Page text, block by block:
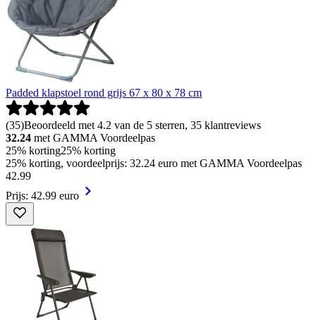
Padded klapstoel rond grijs 67 x 80 x 78 cm
(35)Beoordeeld met 4.2 van de 5 sterren, 35 klantreviews
32.24 met GAMMA Voordeelpas
25% korting25% korting
25% korting, voordeelprijs: 32.24 euro met GAMMA Voordeelpas
42.99
Prijs: 42.99 euro